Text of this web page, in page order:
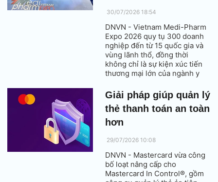
30/07/2026 18:54
DNVN - Vietnam Medi-Pharm
Expo 2026 quy tụ 300 doanh
nghiệp đến từ 15 quốc gia và
vùng lãnh thổ, đồng thời
không chỉ là sự kiện xúc tiến
thương mại lớn của ngành y
nối đầu tư, chuyển giao công
nghệ và tham gia sâu hơn vào
chuỗi cung ứng chăm sóc sức
khỏe đang tăng trưởng nhanh
tại Việt Nam.
Giải pháp giúp quản lý
thẻ thanh toán an toàn
hơn
29/07/2026 10:08
DNVN - Mastercard vừa công
bố loạt nâng cấp cho
Mastercard In Control®, gồm